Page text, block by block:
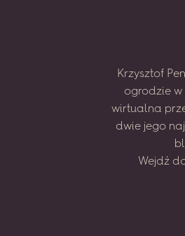
Krzysztof
ogrodzie w
wirtualna
dwie jego
Wejdź